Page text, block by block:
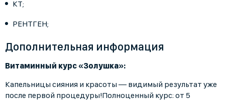
КТ;
РЕНТГЕН;
Дополнительная информация
Витаминный курс «Золушка»:
Капельницы сияния и красоты — видимый результат уже
после первой процедуры!Полноценный курс: от 5